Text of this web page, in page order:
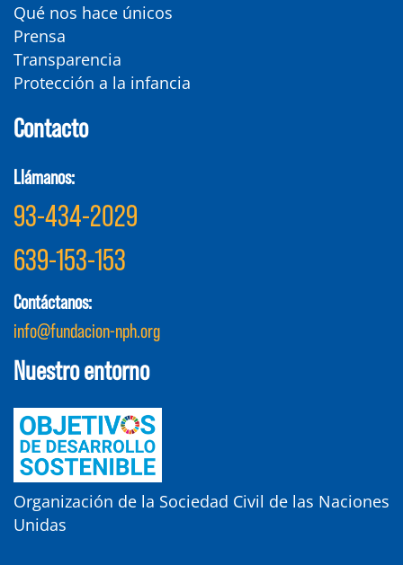
Qué nos hace únicos
Prensa
Transparencia
Protección a la infancia
Contacto
Llámanos:
93-434-2029
639-153-153
Contáctanos:
info@fundacion-nph.org
Nuestro entorno
Organización de la Sociedad Civil de las Naciones
Unidas